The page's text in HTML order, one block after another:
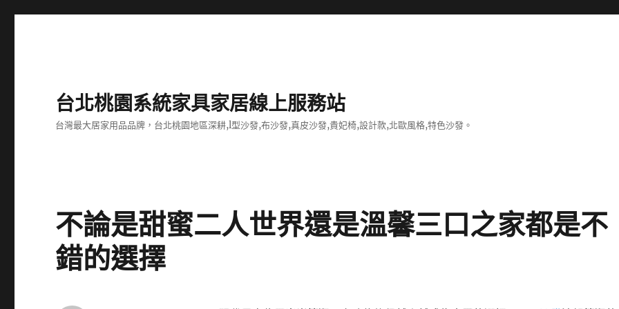
台北桃園系統家具家居線上服務站
台灣最大居家用品品牌，台北桃園地區深耕,l型沙發,布沙發,真皮沙發,貴妃椅,設計款,北歐風格,特色沙發。
不論是甜蜜二人世界還是溫馨三口之家都是不
錯的選擇